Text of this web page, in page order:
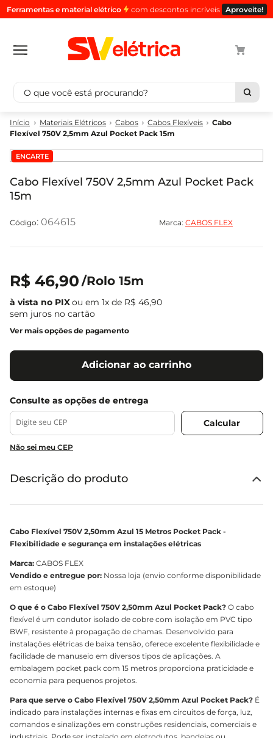
Ferramentas e material elétrico com descontos incríveis Aproveite!
O que você está procurando?
Materiais Elétricos Cabos Cabos Flexíveis
Cabo
Flexível 750V 2,5mm Azul Pocket Pack 15m
ENCARTE
Cabo Flexível 750V 2,5mm Azul Pocket Pack
15m
: 064615 Marca: CABOS FLEX
R$ 46,90 /Rolo 15m
ou em 1x de R$ 46,90
sem juros no cartão
Ver mais opções de pagamento
Adicionar ao carrinho
Não sei meu CEP
Descrição do produto
Cabo Flexível 750V 2,50mm Azul 15 Metros Pocket Pack -
Flexibilidade e segurança em instalações elétricas
Marca: CABOS FLEX
Vendido e entregue por: Nossa loja (envio conforme disponibilidade
em estoque)
O que é o Cabo Flexível 750V 2,50mm Azul Pocket Pack? O cabo
flexível é um condutor isolado de cobre com isolação em PVC tipo
BWF, resistente à propagação de chamas. Desenvolvido para
instalações elétricas de baixa tensão, oferece excelente flexibilidade e
facilidade de manuseio em diversos tipos de aplicações. A
embalagem pocket pack com 15 metros proporciona praticidade e
economia para pequenos projetos.
Para que serve o Cabo Flexível 750V 2,50mm Azul Pocket Pack? É
indicado para instalações internas e fixas em circuitos de força, luz,
comandos e sinalizações em construções residenciais, comerciais e
Termos mais buscados
2º
luminaria
3º
tomada
4
4